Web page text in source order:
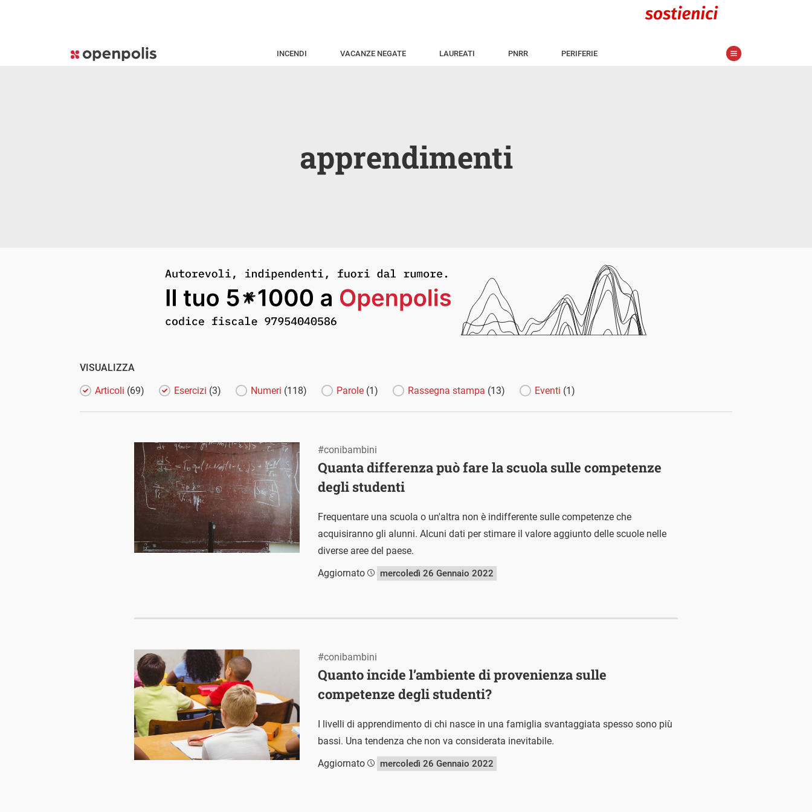
INCENDI VACANZE NEGATE LAUREATI PNRR PERIFERIE
apprendimenti
VISUALIZZA
Articoli (69) Esercizi (3) Numeri (118) Parole (1) Rassegna stampa (13) Eventi (1)
Quanta differenza può fare la scuola sulle competenze
degli studenti
#conibambini
Frequentare una scuola o un'altra non è indifferente sulle competenze che
acquisiranno gli alunni. Alcuni dati per stimare il valore aggiunto delle scuole nelle
diverse aree del paese.
Aggiornato
mercoledì 26 Gennaio 2022
Quanto incide l’ambiente di provenienza sulle
competenze degli studenti?
#conibambini
I livelli di apprendimento di chi nasce in una famiglia svantaggiata spesso sono più
bassi. Una tendenza che non va considerata inevitabile.
Aggiornato
mercoledì 26 Gennaio 2022